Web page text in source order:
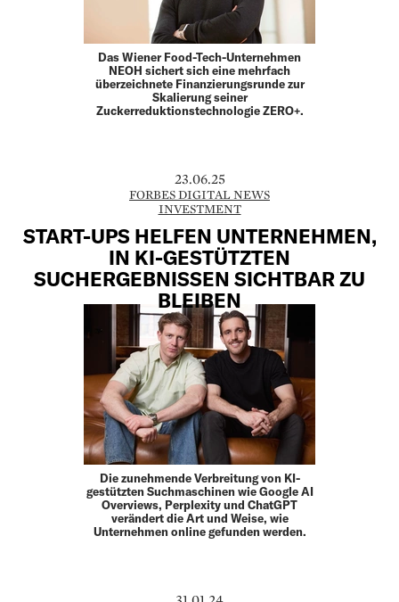
Das Wiener Food-Tech-Unternehmen
NEOH sichert sich eine mehrfach
überzeichnete Finanzierungsrunde zur
Skalierung seiner
Zuckerreduktionstechnologie ZERO+.
23.06.25
FORBES DIGITAL NEWS
INVESTMENT
START-UPS HELFEN UNTERNEHMEN,
IN KI-GESTÜTZTEN
SUCHERGEBNISSEN SICHTBAR ZU
BLEIBEN
Die zunehmende Verbreitung von KI-
gestützten Suchmaschinen wie Google AI
Overviews, Perplexity und ChatGPT
verändert die Art und Weise, wie
Unternehmen online gefunden werden.